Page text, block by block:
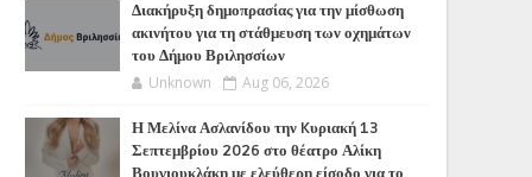
Διακήρυξη δημοπρασίας για την μίσθωση
ακινήτου για τη στάθμευση των οχημάτων
του Δήμου Βριλησσίων
Unknown Aug 06, 2026
Η Μελίνα Ασλανίδου την Kυριακή 13
Σεπτεμβρίου 2026 στο θέατρο Αλίκη